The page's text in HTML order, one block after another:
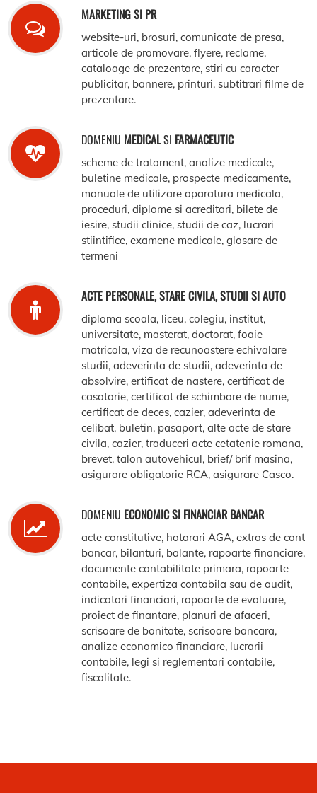
MARKETING SI PR
website-uri, brosuri, comunicate de presa,
articole de promovare, flyere, reclame,
cataloage de prezentare, stiri cu caracter
publicitar, bannere, printuri, subtitrari filme de
prezentare.
DOMENIU MEDICALSI FARMACEUTIC
scheme de tratament, analize medicale,
buletine medicale, prospecte medicamente,
manuale de utilizare aparatura medicala,
proceduri, diplome si acreditari, bilete de
iesire, studii clinice, studii de caz, lucrari
stiintifice, examene medicale, glosare de
termeni
ACTE PERSONALE, STARE CIVILA, STUDII SI AUTO
diploma scoala, liceu, colegiu, institut,
universitate, masterat, doctorat, foaie
matricola, viza de recunoastere echivalare
studii, adeverinta de studii, adeverinta de
absolvire, ertificat de nastere, certificat de
casatorie, certificat de schimbare de nume,
certificat de deces, cazier, adeverinta de
celibat, buletin, pasaport, alte acte de stare
civila, cazier, traduceri acte cetatenie romana,
brevet, talon autovehicul, brief/ brif masina,
asigurare obligatorie RCA, asigurare Casco.
DOMENIU ECONOMIC SI FINANCIAR BANCAR
acte constitutive, hotarari AGA, extras de cont
bancar, bilanturi, balante, rapoarte financiare,
documente contabilitate primara, rapoarte
contabile, expertiza contabila sau de audit,
indicatori financiari, rapoarte de evaluare,
proiect de finantare, planuri de afaceri,
scrisoare de bonitate, scrisoare bancara,
analize economico financiare, lucrarii
contabile, legi si reglementari contabile,
fiscalitate.